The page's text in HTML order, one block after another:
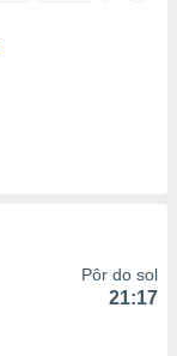
Pôr do sol
21:17